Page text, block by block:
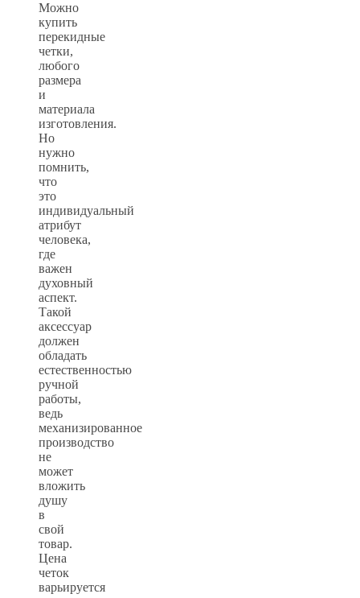
Можно
купить
перекидные
четки,
любого
размера
и
материала
изготовления.
Но
нужно
помнить,
что
это
индивидуальный
атрибут
человека,
где
важен
духовный
аспект.
Такой
аксессуар
должен
обладать
естественностью
ручной
работы,
ведь
механизированное
производство
не
может
вложить
душу
в
свой
товар.
Цена
четок
варьируется